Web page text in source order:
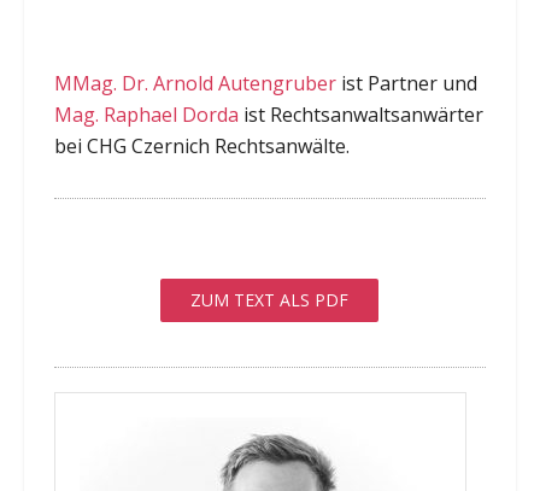
MMag. Dr. Arnold Autengruberist Partner und
Mag. Raphael Dorda ist Rechtsanwaltsanwärter
bei CHG Czernich Rechtsanwälte.
ZUM TEXT ALS PDF